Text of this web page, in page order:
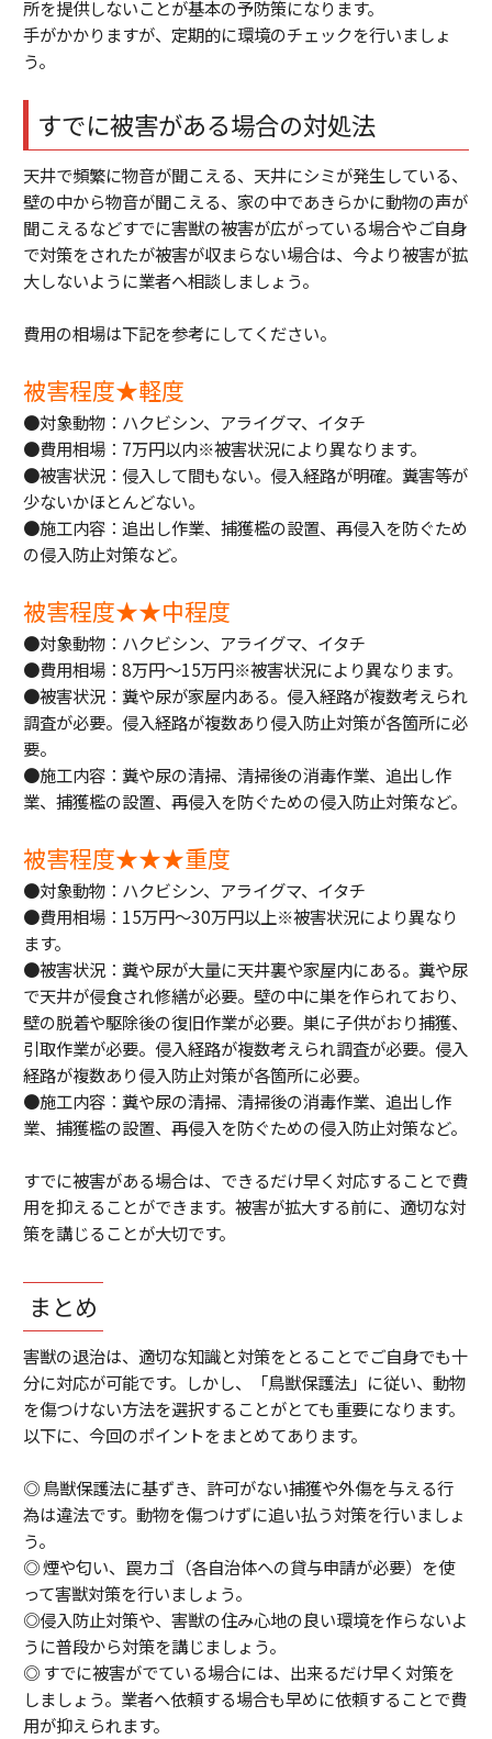
所を提供しないことが基本の予防策になります。
手がかかりますが、定期的に環境のチェックを行いましょ
う。
すでに被害がある場合の対処法
天井で頻繁に物音が聞こえる、天井にシミが発生している、
壁の中から物音が聞こえる、家の中であきらかに動物の声が
聞こえるなどすでに害獣の被害が広がっている場合やご自身
で対策をされたが被害が収まらない場合は、今より被害が拡
大しないように業者へ相談しましょう。
費用の相場は下記を参考にしてください。
被害程度★軽度
●対象動物：ハクビシン、アライグマ、イタチ
●費用相場：7万円以内※被害状況により異なります。
●被害状況：侵入して間もない。侵入経路が明確。糞害等が
少ないかほとんどない。
●施工内容：追出し作業、捕獲檻の設置、再侵入を防ぐため
の侵入防止対策など。
被害程度★★中程度
●対象動物：ハクビシン、アライグマ、イタチ
●費用相場：8万円～15万円※被害状況により異なります。
●被害状況：糞や尿が家屋内ある。侵入経路が複数考えられ
調査が必要。侵入経路が複数あり侵入防止対策が各箇所に必
要。
●施工内容：糞や尿の清掃、清掃後の消毒作業、追出し作
業、捕獲檻の設置、再侵入を防ぐための侵入防止対策など。
被害程度★★★重度
●対象動物：ハクビシン、アライグマ、イタチ
●費用相場：15万円～30万円以上※被害状況により異なり
ます。
●被害状況：糞や尿が大量に天井裏や家屋内にある。糞や尿
で天井が侵食され修繕が必要。壁の中に巣を作られており、
壁の脱着や駆除後の復旧作業が必要。巣に子供がおり捕獲、
引取作業が必要。侵入経路が複数考えられ調査が必要。侵入
経路が複数あり侵入防止対策が各箇所に必要。
●施工内容：糞や尿の清掃、清掃後の消毒作業、追出し作
業、捕獲檻の設置、再侵入を防ぐための侵入防止対策など。
すでに被害がある場合は、できるだけ早く対応することで費
用を抑えることができます。被害が拡大する前に、適切な対
策を講じることが大切です。
まとめ
害獣の退治は、適切な知識と対策をとることでご自身でも十
分に対応が可能です。しかし、「鳥獣保護法」に従い、動物
を傷つけない方法を選択することがとても重要になります。
以下に、今回のポイントをまとめてあります。
◎ 鳥獣保護法に基ずき、許可がない捕獲や外傷を与える行
為は違法です。動物を傷つけずに追い払う対策を行いましょ
う。
◎ 煙や匂い、罠カゴ（各自治体への貸与申請が必要）を使
って害獣対策を行いましょう。
◎侵入防止対策や、害獣の住み心地の良い環境を作らないよ
うに普段から対策を講じましょう。
◎ すでに被害がでている場合には、出来るだけ早く対策を
しましょう。業者へ依頼する場合も早めに依頼することで費
用が抑えられます。